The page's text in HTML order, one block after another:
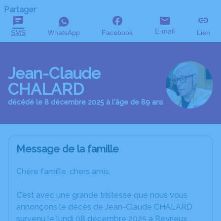
Partager
SMS WhatsApp Facebook E-mail Lien
Jean-Claude
CHALARD
décédé le 8 décembre 2025 à l'âge de 89 ans
Message de la famille
Chère famille, chers amis,
C’est avec une grande tristesse que nous vous
annonçons le décès de Jean-Claude CHALARD
survenu le lundi 08 décembre 2025 à Reyrieux.